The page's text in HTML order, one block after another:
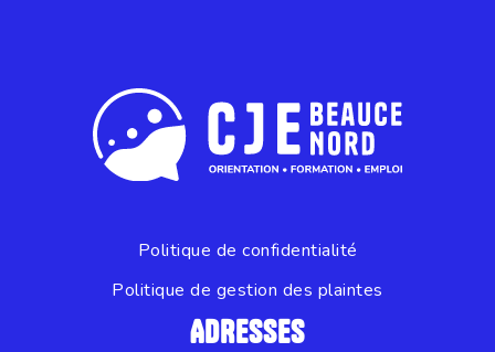
Politique de confidentialité
Politique de gestion des plaintes
ADRESSES